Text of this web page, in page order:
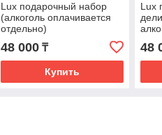
Lux подарочный набор
(алкоголь оплачивается
отдельно)
48 000₸
Купить
Lux
48